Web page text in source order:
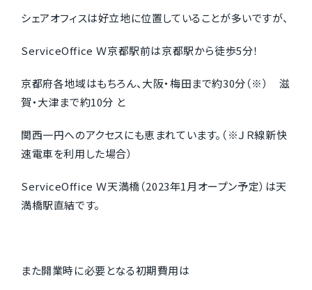
シェアオフィスは好立地に位置していることが多いですが、
ServiceOffice Ｗ京都駅前は京都駅から徒歩5分！
京都府各地域はもちろん、大阪・梅田まで約30分（※） 滋
賀・大津まで約10分 と
関西一円へのアクセスにも恵まれています。（※ＪＲ線新快
速電車を利用した場合）
ServiceOffice Ｗ天満橋（2023年1月オープン予定）は天
満橋駅直結です。
また開業時に必要となる初期費用は